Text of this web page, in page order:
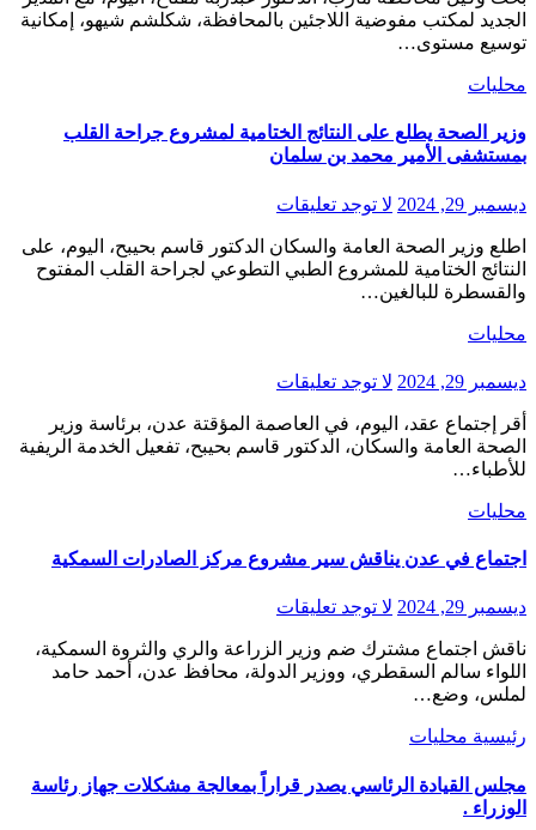
الجديد لمكتب مفوضية اللاجئين بالمحافظة، شكلشم شيهو، إمكانية
توسيع مستوى…
محليات
وزير الصحة يطلع على النتائج الختامية لمشروع جراحة القلب
بمستشفى الأمير محمد بن سلمان
ديسمبر 29, 2024 لا توجد تعليقات
النتائج الختامية للمشروع الطبي التطوعي لجراحة القلب المفتوح
والقسطرة للبالغين…
محليات
ديسمبر 29, 2024 لا توجد تعليقات
الصحة العامة والسكان، الدكتور قاسم بحيبح، تفعيل الخدمة الريفية
للأطباء…
محليات
اجتماع في عدن يناقش سير مشروع مركز الصادرات السمكية
ديسمبر 29, 2024 لا توجد تعليقات
ناقش اجتماع مشترك ضم وزير الزراعة والري والثروة السمكية،
اللواء سالم السقطري، ووزير الدولة، محافظ عدن، أحمد حامد
لملس، وضع…
رئيسية محليات
مجلس القيادة الرئاسي يصدر قراراً بمعالجة مشكلات جهاز رئاسة
الوزراء .